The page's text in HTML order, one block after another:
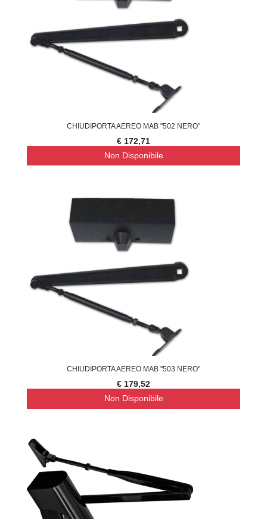
CHIUDIPORTA AEREO MAB "502 NERO"
€ 172,71
Non Disponibile
CHIUDIPORTA AEREO MAB "503 NERO"
€ 179,52
Non Disponibile